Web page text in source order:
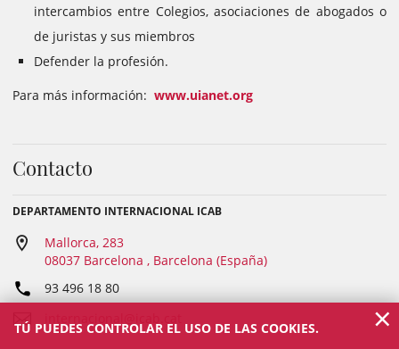
intercambios entre Colegios, asociaciones de abogados o
de juristas y sus miembros
Defender la profesión.
Para más información: www.uianet.org
Contacto
DEPARTAMENTO INTERNACIONAL ICAB
Mallorca, 283
08037 Barcelona , Barcelona (España)
93 496 18 80
TÚ PUEDES CONTROLAR EL USO DE LAS COOKIES.
×